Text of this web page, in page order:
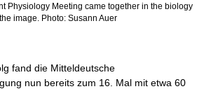
Physiology Meeting came together in the biology
image. Photo: Susann Auer
fand die Mitteldeutsche
nun bereits zum 16. Mal mit etwa 60